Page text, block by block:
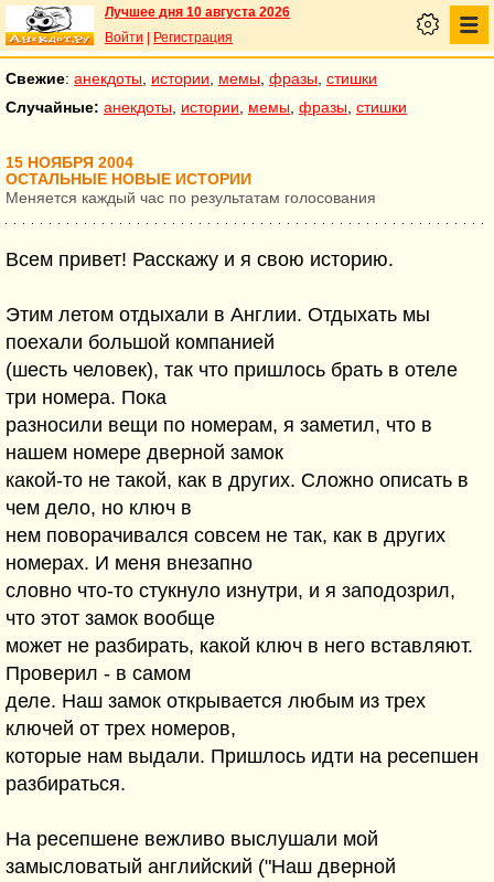
Лучшее дня 10 августа 2026
Войти
Регистрация
Свежие: анекдоты истории мемы фразы стишки
Случайные: анекдоты истории мемы фразы стишки
15 НОЯБРЯ 2004
ОСТАЛЬНЫЕ НОВЫЕ ИСТОРИИ
Меняется каждый час по результатам голосования
Всем привет! Расскажу и я свою историю.
Этим летом отдыхали в Англии. Отдыхать мы
поехали большой компанией
(шесть человек), так что пришлось брать в отеле
три номера. Пока
разносили вещи по номерам, я заметил, что в
нашем номере дверной замок
какой-то не такой, как в других. Сложно описать в
чем дело, но ключ в
нем поворачивался совсем не так, как в других
номерах. И меня внезапно
словно что-то стукнуло изнутри, и я заподозрил,
что этот замок вообще
может не разбирать, какой ключ в него вставляют.
Проверил - в самом
деле. Наш замок открывается любым из трех
ключей от трех номеров,
которые нам выдали. Пришлось идти на ресепшен
разбираться.
На ресепшене вежливо выслушали мой
замысловатый английский ("Наш дверной